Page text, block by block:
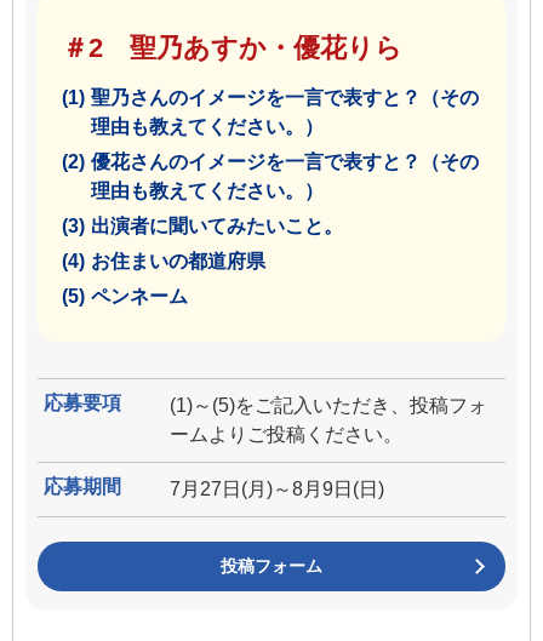
＃2 聖乃あすか・優花りら
(1) 聖乃さんのイメージを一言で表すと？（その
理由も教えてください。）
(2) 優花さんのイメージを一言で表すと？（その
理由も教えてください。）
(3) 出演者に聞いてみたいこと。
(4) お住まいの都道府県
(5) ペンネーム
応募要項
(1)～(5)をご記入いただき、投稿フォ
ームよりご投稿ください。
応募期間 7月27日(月)～8月9日(日)
投稿フォーム